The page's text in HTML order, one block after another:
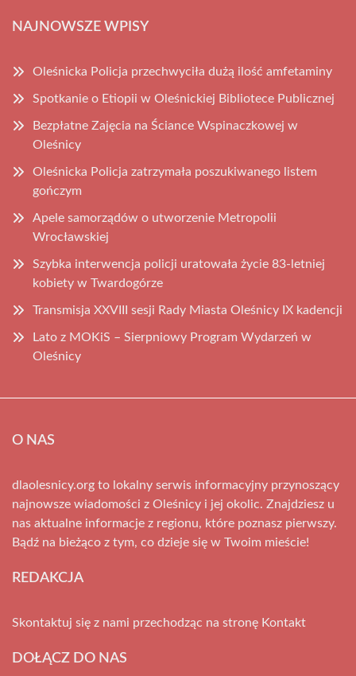
NAJNOWSZE WPISY
Oleśnicka Policja przechwyciła dużą ilość amfetaminy
Spotkanie o Etiopii w Oleśnickiej Bibliotece Publicznej
Bezpłatne Zajęcia na Ściance Wspinaczkowej w
Oleśnicy
Oleśnicka Policja zatrzymała poszukiwanego listem
gończym
Apele samorządów o utworzenie Metropolii
Wrocławskiej
Szybka interwencja policji uratowała życie 83-letniej
kobiety w Twardogórze
Transmisja XXVIII sesji Rady Miasta Oleśnicy IX kadencji
Lato z MOKiS – Sierpniowy Program Wydarzeń w
Oleśnicy
O NAS
dlaolesnicy.org to lokalny serwis informacyjny przynoszący
najnowsze wiadomości z Oleśnicy i jej okolic. Znajdziesz u
nas aktualne informacje z regionu, które poznasz pierwszy.
Bądź na bieżąco z tym, co dzieje się w Twoim mieście!
REDAKCJA
Skontaktuj się z nami przechodząc na stronę Kontakt
DOŁĄCZ DO NAS